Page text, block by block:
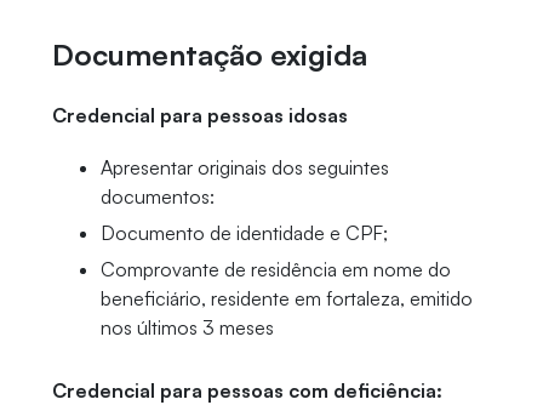
Documentação exigida
Credencial para pessoas idosas
Apresentar originais dos seguintes
documentos:
Documento de identidade e CPF;
Comprovante de residência em nome do
beneficiário, residente em fortaleza, emitido
nos últimos 3 meses
Credencial para pessoas com deficiência: